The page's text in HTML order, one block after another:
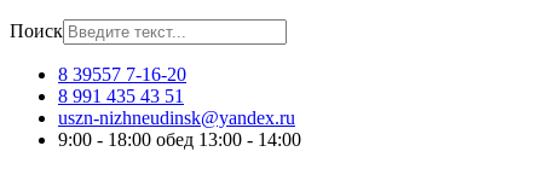
Поиск
8 39557 7-16-20
8 991 435 43 51
uszn-nizhneudinsk@yandex.ru
9:00 - 18:00 обед 13:00 - 14:00